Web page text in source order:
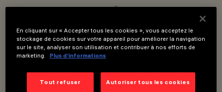
DESCRIPTION
Gabarit d'installation du profilé de la structure 2 pièces
CONÇU PAR
En cliquant sur « Accepter tous les cookies », vous acceptez le
stockage de cookies sur votre appareil pour améliorer la navigation
sur le site, analyser son utilisation et contribuer à nos efforts de
marketing.
Plus d’informations
Tout refuser Autoriser tous les cookies